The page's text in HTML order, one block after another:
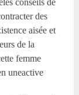
conseils de
des
aisée et
de la
femme
uneactive